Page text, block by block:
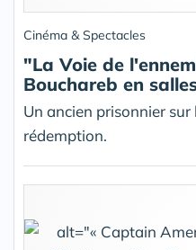
Cinéma & Spectacles
"La Voie de
Bouchareb en
Un ancien prisonnier
rédemption.